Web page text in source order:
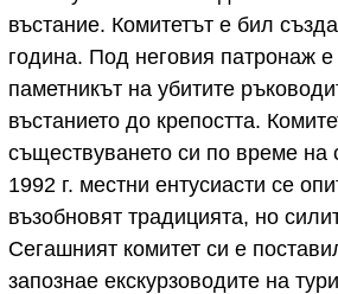
въстание. Комитетът е бил
година. Под неговия патронаж е
паметникът на убитите
въстанието до крепостта.
съществуването си по време на
1992 г. местни ентусиасти се
възобновят традицията, но
Сегашният комитет си е
запознае екскурзоводите на